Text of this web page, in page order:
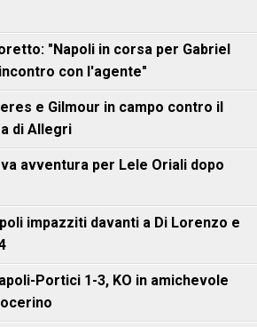
"Napoli in corsa per Gabriel
con l'agente"
e Gilmour in campo contro il
di Allegri
avventura per Lele Oriali dopo
impazziti davanti a Di Lorenzo e
Portici 1-3, KO in amichevole